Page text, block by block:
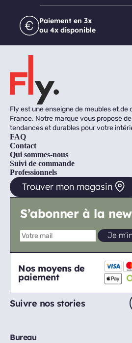
Paiement en 3x
ou 4x disponible
Fly est une enseigne de meubles et
France. Notre marque vous propose
tendances et durables pour votre
FAQ
Contact
Qui sommes-nous
Suivi de commande
Professionnels
Trouver mon magasin
S’abonner à la
Nos moyens de
paiement
Suivre nos stories
Bureau